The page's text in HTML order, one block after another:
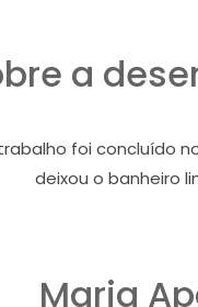
a
foi concluído
deixou o banheiro
Maria